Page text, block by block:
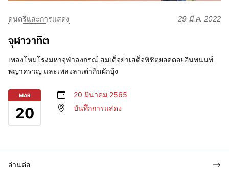
ดนตรีและการแสดง 29 มี.ค. 2022
จุฬาวาทิต
เพลงโหมโรงมหาจุฬาลงกรณ์ สมเด็จย่าเสด็จพิชิตยอดดอยอินทนนท์
พญาครวญ และเพลงลาเต่ากินผักบุ้ง
MAR
20
20 มีนาคม 2565
บันทึกการแสดง
อ่านต่อ